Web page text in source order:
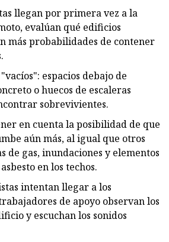
llegan por primera vez a la
evalúan qué edificios
más probabilidades de contener
espacios debajo de
o huecos de escaleras
sobrevivientes.
en cuenta la posibilidad de que
aún más, al igual que otros
de gas, inundaciones y elementos
en los techos.
intentan llegar a los
de apoyo observan los
y escuchan los sonidos